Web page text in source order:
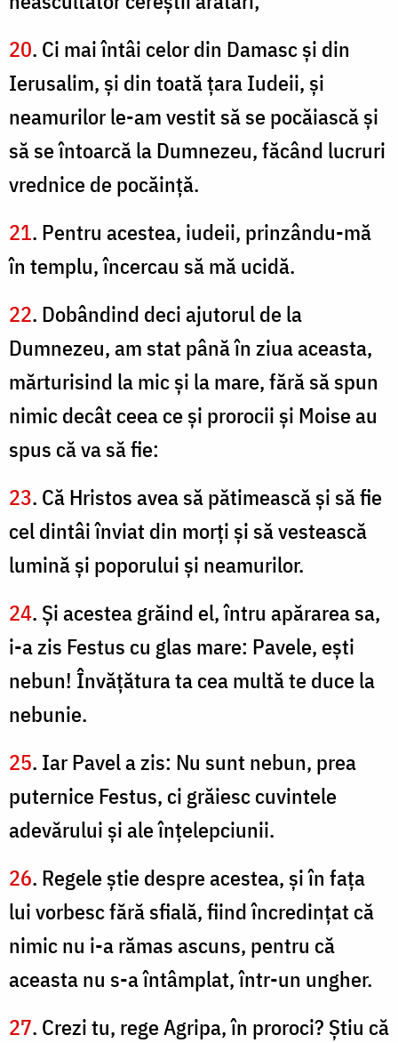
20. Ci mai întâi celor din Damasc şi din
Ierusalim, şi din toată ţara Iudeii, şi
neamurilor le-am vestit să se pocăiască şi
să se întoarcă la Dumnezeu, făcând lucruri
vrednice de pocăinţă.
21. Pentru acestea, iudeii, prinzându-mă
în templu, încercau să mă ucidă.
22. Dobândind deci ajutorul de la
Dumnezeu, am stat până în ziua aceasta,
mărturisind la mic şi la mare, fără să spun
nimic decât ceea ce şi prorocii şi Moise au
spus că va să fie:
23. Că Hristos avea să pătimească şi să fie
cel dintâi înviat din morţi şi să vestească
lumină şi poporului şi neamurilor.
24. Şi acestea grăind el, întru apărarea sa,
i-a zis Festus cu glas mare: Pavele, eşti
nebun! Învăţătura ta cea multă te duce la
nebunie.
25. Iar Pavel a zis: Nu sunt nebun, prea
puternice Festus, ci grăiesc cuvintele
adevărului şi ale înţelepciunii.
26. Regele ştie despre acestea, şi în faţa
lui vorbesc fără sfială, fiind încredinţat că
nimic nu i-a rămas ascuns, pentru că
aceasta nu s-a întâmplat, într-un ungher.
27. Crezi tu, rege Agripa, în proroci? Ştiu că